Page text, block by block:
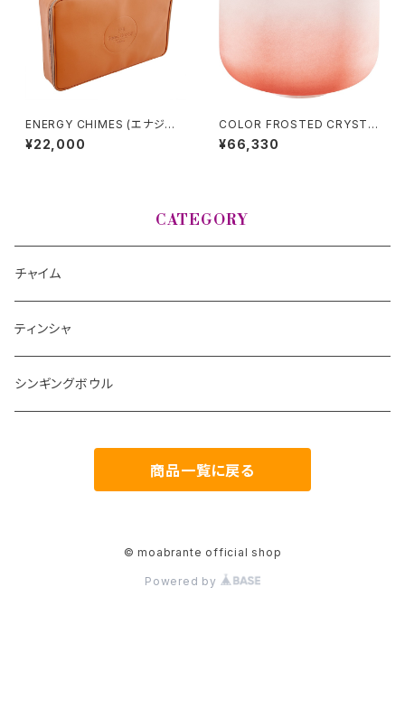
ENERGY CHIMES (エナジー
チャイム)用ケース
¥22,000
COLOR FROSTED CRYSTA
L SINGING BOWLS (クリスタ
ル・シンギングボウル) Sacral C
¥66,330
CATEGORY
チャイム
ティンシャ
シンギングボウル
商品一覧に戻る
© moabrante official shop
Powered by